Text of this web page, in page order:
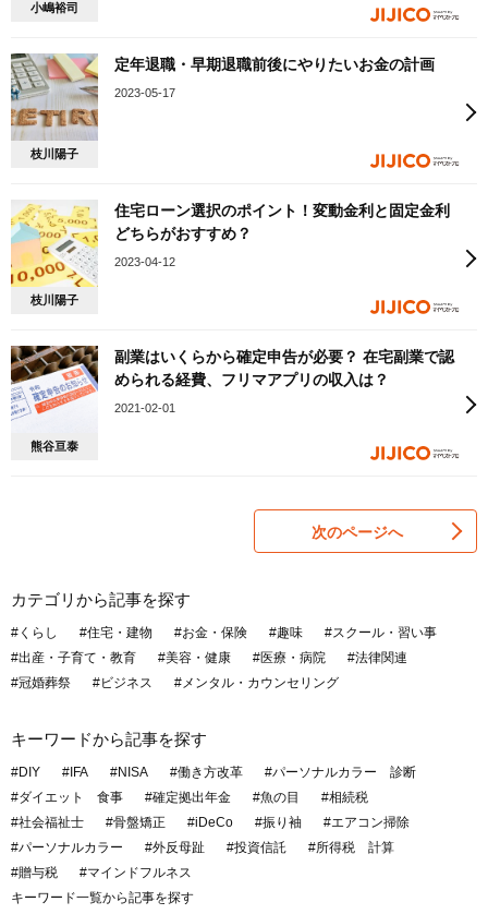
小嶋裕司
枝川陽子
定年退職・早期退職前後にやりたいお金の計画
2023-05-17
枝川陽子
住宅ローン選択のポイント！変動金利と固定金利
どちらがおすすめ？
2023-04-12
熊谷亘泰
副業はいくらから確定申告が必要？ 在宅副業で認
められる経費、フリマアプリの収入は？
2021-02-01
次のページへ
カテゴリから記事を探す
#くらし #住宅・建物 #お金・保険 #趣味
#スクール・習い事
#出産・子育て・教育
#美容・健康 #医療・病院
#法律関連
#冠婚葬祭
#ビジネス #メンタル・カウンセリング
キーワードから記事を探す
#DIY #IFA #NISA #働き方改革
#パーソナルカラー 診断
#ダイエット 食事
#確定拠出年金 #魚の目
#相続税
#社会福祉士
#骨盤矯正 #iDeCo #振り袖
#エアコン掃除
#パーソナルカラー
#外反母趾 #投資信託
#所得税 計算
#贈与税
#マインドフルネス
キーワード一覧から記事を探す